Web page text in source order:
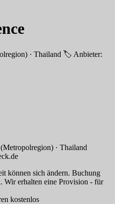
· Thailand 🏷 Anbieter:
· Thailand
können sich ändern. Buchung
Wir erhalten eine Provision - für
kostenlos